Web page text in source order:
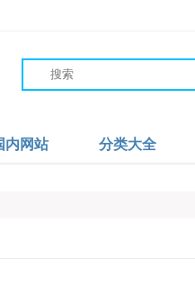
内网站 分类大全